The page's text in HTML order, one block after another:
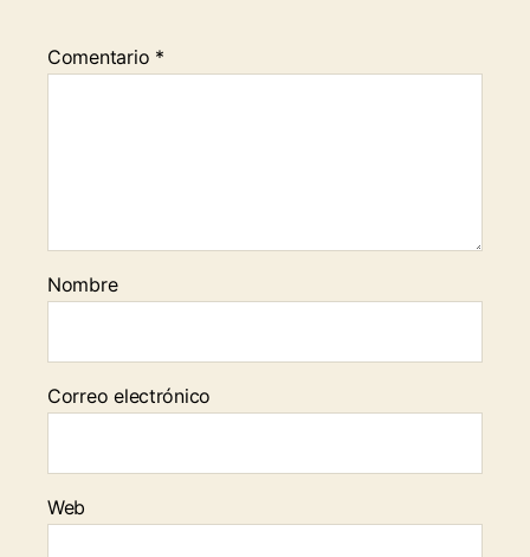
Comentario *
Nombre
Correo electrónico
Web